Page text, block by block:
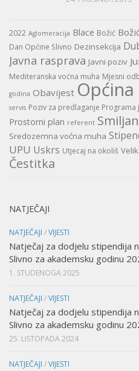
2022 Aglomeracija Blace Božić
Dan Općine Slivno Dezinsekcija
Javna rasprava Javni poziv
Mediteranska voćna muha Mjesni
godina Obavijest
servis Poziv za predlaganje
Prostorni plan referent
Sredozemna voćna muha
UPU Uskrs Utjecaj na okoliš
Čestitka
NATJEČAJI
NATJEČAJI /VIJESTI
Natječaj za dodjelu stipendija
Slivno za akademsku godinu
1. STUDENOGA 2025
NATJEČAJI /VIJESTI
Natječaj za dodjelu stipendija
Slivno za akademsku godinu
25. LISTOPADA 2024
NATJEČAJI /VIJESTI